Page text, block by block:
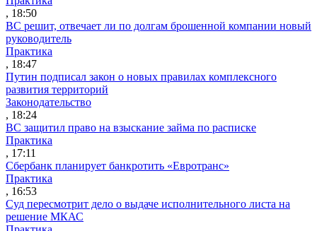
, 18:50
ВС решит, отвечает ли по долгам брошенной компании новый
руководитель
Практика
, 18:47
Путин подписал закон о новых правилах комплексного
развития территорий
Законодательство
, 18:24
ВС защитил право на взыскание займа по расписке
Практика
, 17:11
Сбербанк планирует банкротить «Евротранс»
Практика
, 16:53
Суд пересмотрит дело о выдаче исполнительного листа на
решение МКАС